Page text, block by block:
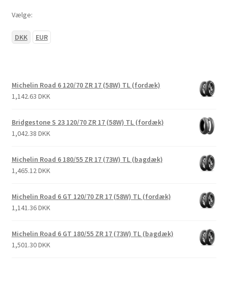
Vælge:
DKK EUR
Michelin Road 6 120/70 ZR 17 (58W) TL (fordæk)
1,142.63 DKK
Bridgestone S 23 120/70 ZR 17 (58W) TL (fordæk)
1,042.38 DKK
Michelin Road 6 180/55 ZR 17 (73W) TL (bagdæk)
1,465.12 DKK
Michelin Road 6 GT 120/70 ZR 17 (58W) TL (fordæk)
1,141.36 DKK
Michelin Road 6 GT 180/55 ZR 17 (73W) TL (bagdæk)
1,501.30 DKK